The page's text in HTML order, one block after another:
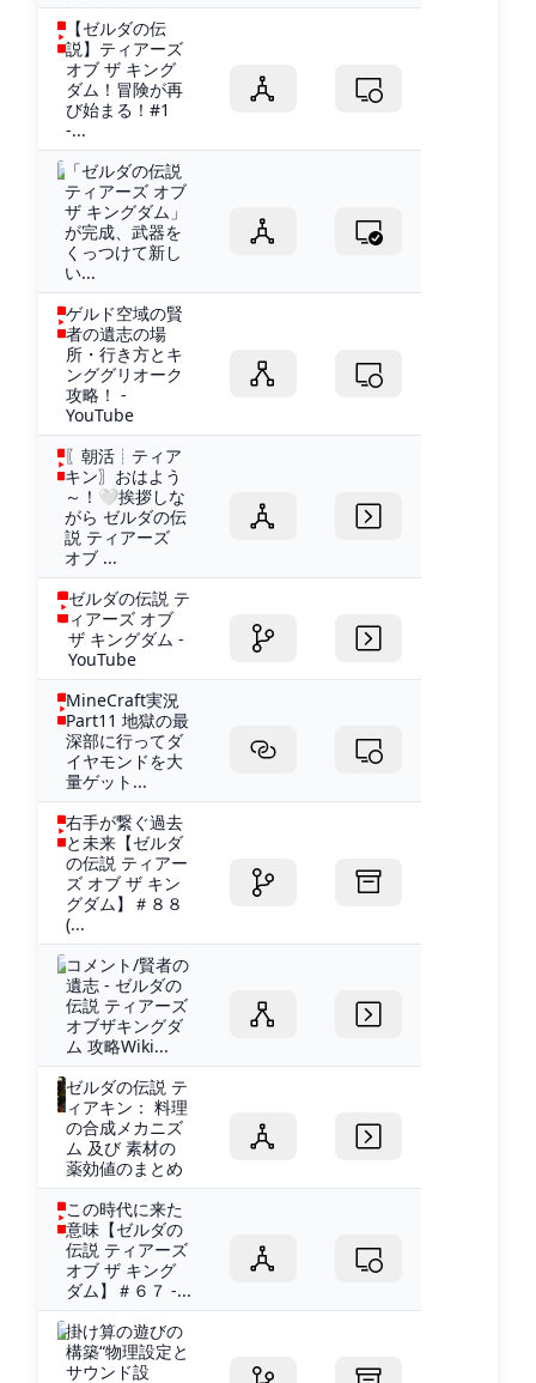
【ゼルダの伝
説】ティアーズ
オブ ザ キング
ダム！冒険が再
び始まる！#1
-...
「ゼルダの伝説
ティアーズ オブ
ザ キングダム」
が完成、武器を
くっつけて新し
い...
ゲルド空域の賢
者の遺志の場
所・行き方とキ
ンググリオーク
攻略！ -
YouTube
〖朝活┊ティア
キン〗おはよう
～！🤍挨拶しな
がら ゼルダの伝
説 ティアーズ
オブ ...
ゼルダの伝説 テ
ィアーズ オブ
ザ キングダム -
YouTube
MineCraft実況
Part11 地獄の最
深部に行ってダ
イヤモンドを大
量ゲット...
右手が繋ぐ過去
と未来【ゼルダ
の伝説 ティアー
ズ オブ ザ キン
グダム】＃８８
(...
コメント/賢者の
遺志 - ゼルダの
伝説 ティアーズ
オブザキングダ
ム 攻略Wiki...
ゼルダの伝説 テ
ィアキン： 料理
の合成メカニズ
ム 及び 素材の
薬効値のまとめ
この時代に来た
意味【ゼルダの
伝説 ティアーズ
オブ ザ キング
ダム】＃６７ -...
掛け算の遊びの
構築“物理設定と
サウンド設